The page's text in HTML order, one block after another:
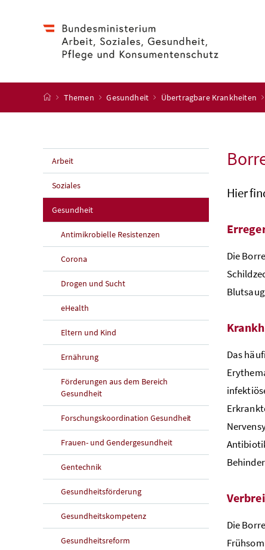
Startseite
Themen Gesundheit Übertragbare Krankheiten
Arbeit
Soziales
Gesundheit
Antimikrobielle Resistenzen
Corona
Drogen und Sucht
eHealth
Eltern und Kind
Ernährung
Förderungen aus dem Bereich
Gesundheit
Forschungskoordination Gesundheit
Frauen- und Gendergesundheit
Gentechnik
Gesundheitsförderung
Gesundheitskompetenz
Gesundheitsreform
Hier
Die
Das
Die